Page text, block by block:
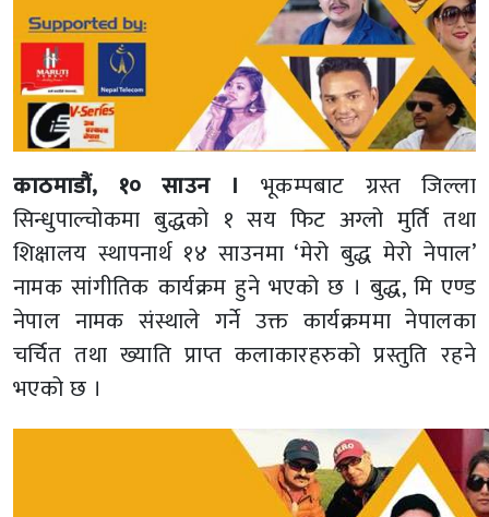
काठमाडौं, १० साउन । भूकम्पबाट ग्रस्त जिल्ला
सिन्धुपाल्चोकमा बुद्धको १ सय फिट अग्लो मुर्ति तथा
शिक्षालय स्थापनार्थ १४ साउनमा ‘मेरो बुद्ध मेरो नेपाल’
नामक सांगीतिक कार्यक्रम हुने भएको छ । बुद्ध, मि एण्ड
नेपाल नामक संस्थाले गर्ने उक्त कार्यक्रममा नेपालका
चर्चित तथा ख्याति प्राप्त कलाकारहरुको प्रस्तुति रहने
भएको छ ।